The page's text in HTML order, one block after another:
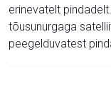
erinevatelt
tõusunurgaga
peegelduvatest